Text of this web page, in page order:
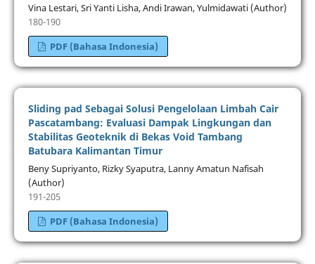
Vina Lestari, Sri Yanti Lisha, Andi Irawan, Yulmidawati (Author)
180-190
PDF (Bahasa Indonesia)
Sliding pad Sebagai Solusi Pengelolaan Limbah Cair
Pascatambang: Evaluasi Dampak Lingkungan dan
Stabilitas Geoteknik di Bekas Void Tambang
Batubara Kalimantan Timur
Beny Supriyanto, Rizky Syaputra, Lanny Amatun Nafisah
(Author)
191-205
PDF (Bahasa Indonesia)